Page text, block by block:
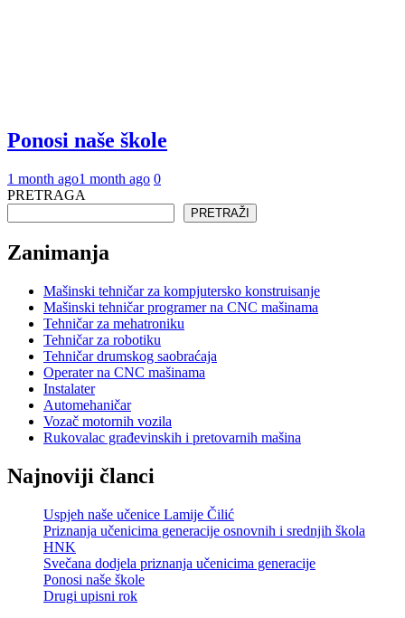
Ponosi naše škole
1 month ago1 month ago 0
PRETRAGA
PRETRAŽI
Zanimanja
Mašinski tehničar za kompjutersko konstruisanje
Mašinski tehničar programer na CNC mašinama
Tehničar za mehatroniku
Tehničar za robotiku
Tehničar drumskog saobraćaja
Operater na CNC mašinama
Instalater
Automehaničar
Vozač motornih vozila
Rukovalac građevinskih i pretovarnih mašina
Najnoviji članci
Uspjeh naše učenice Lamije Čilić
Priznanja učenicima generacije osnovnih i srednjih škola
HNK
Svečana dodjela priznanja učenicima generacije
Ponosi naše škole
Drugi upisni rok